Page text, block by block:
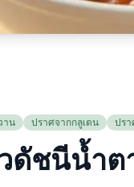
าน ปราศจากกลูเตน ปร
ดัชนีน้ำ